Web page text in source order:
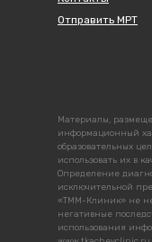
Отправить МРТ
Материалы,
информационный
образовательных
использовать их в
Определение
исключительной
«ТММ-Клиник» не
негативные
использования